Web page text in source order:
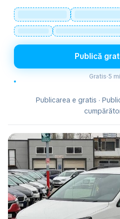
Publică
Gratis·5
Publicarea e gratis ·